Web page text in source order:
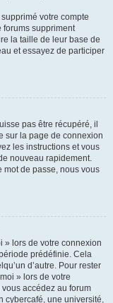
votre compte
suppriment
la taille de leur base de
et essayez de participer
pas être récupéré, il
sur la page de connexion
les instructions et vous
nouveau rapidement.
de passe, nous vous
» lors de votre connexion
prédéfinie. Cela
d’autre. Pour rester
» lors de votre
accédez au forum
cybercafé, une université,